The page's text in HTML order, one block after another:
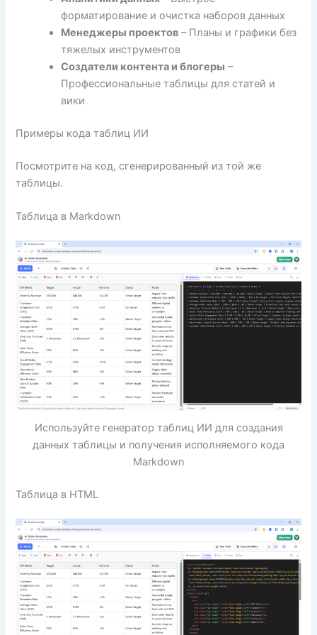
форматирование и очистка наборов данных
Менеджеры проектов – Планы и графики без
тяжелых инструментов
Создатели контента и блогеры –
Профессиональные таблицы для статей и
вики
Примеры кода таблиц ИИ
Посмотрите на код, сгенерированный из той же
таблицы.
Таблица в Markdown
Используйте генератор таблиц ИИ для создания
данных таблицы и получения исполняемого кода
Markdown
Таблица в HTML